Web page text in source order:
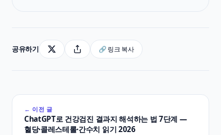
공유하기 🔗 링크 복사
← 이전 글
ChatGPT로 건강검진 결과지 해석하는 법 7단계 —
혈당·콜레스테롤·간수치 읽기 2026